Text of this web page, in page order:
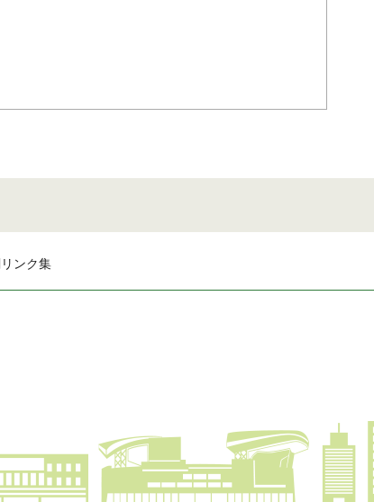
ンク集